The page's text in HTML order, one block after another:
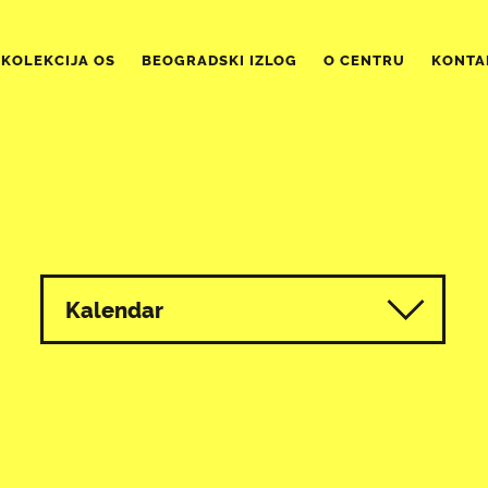
KOLEKCIJA OS BEOGRADSKI IZLOG O CENTRU
Kalendar